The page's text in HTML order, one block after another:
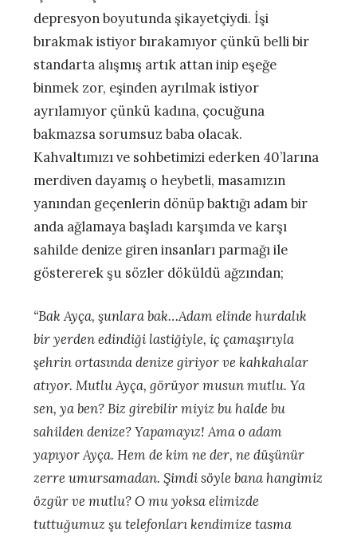
depresyon boyutunda şikayetçiydi. İşi
bırakmak istiyor bırakamıyor çünkü belli bir
standarta alışmış artık attan inip eşeğe
binmek zor, eşinden ayrılmak istiyor
ayrılamıyor çünkü kadına, çocuğuna
bakmazsa sorumsuz baba olacak.
Kahvaltımızı ve sohbetimizi ederken 40’larına
merdiven dayamış o heybetli, masamızın
yanından geçenlerin dönüp baktığı adam bir
anda ağlamaya başladı karşımda ve karşı
sahilde denize giren insanları parmağı ile
göstererek şu sözler döküldü ağzından;
“Bak Ayça, şunlara bak…Adam elinde hurdalık
bir yerden edindiği lastiğiyle, iç çamaşırıyla
şehrin ortasında denize giriyor ve kahkahalar
atıyor. Mutlu Ayça, görüyor musun mutlu. Ya
sen, ya ben? Biz girebilir miyiz bu halde bu
sahilden denize? Yapamayız! Ama o adam
yapıyor Ayça. Hem de kim ne der, ne düşünür
zerre umursamadan. Şimdi söyle bana hangimiz
özgür ve mutlu? O mu yoksa elimizde
tuttuğumuz şu telefonları kendimize tasma